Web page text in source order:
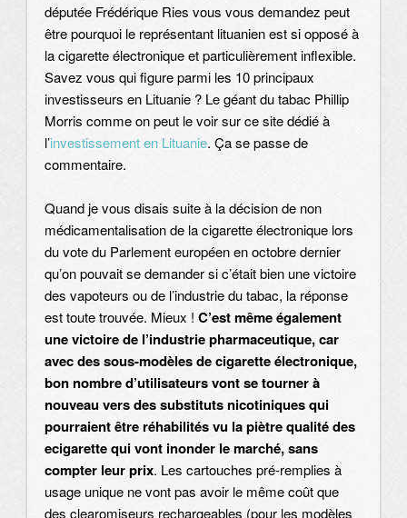
députée Frédérique Ries vous vous demandez peut
être pourquoi le représentant lituanien est si opposé à
la cigarette électronique et particulièrement inflexible.
Savez vous qui figure parmi les 10 principaux
investisseurs en Lituanie ? Le géant du tabac Phillip
Morris comme on peut le voir sur ce site dédié à
l’investissement en Lituanie. Ça se passe de
commentaire.
Quand je vous disais suite à la décision de non
médicamentalisation de la cigarette électronique lors
du vote du Parlement européen en octobre dernier
qu’on pouvait se demander si c’était bien une victoire
des vapoteurs ou de l’industrie du tabac, la réponse
est toute trouvée. Mieux ! C’est même également
une victoire de l’industrie pharmaceutique, car
avec des sous-modèles de cigarette électronique,
bon nombre d’utilisateurs vont se tourner à
nouveau vers des substituts nicotiniques qui
pourraient être réhabilités vu la piètre qualité des
ecigarette qui vont inonder le marché, sans
compter leur prix. Les cartouches pré-remplies à
usage unique ne vont pas avoir le même coût que
des clearomiseurs rechargeables (pour les modèles